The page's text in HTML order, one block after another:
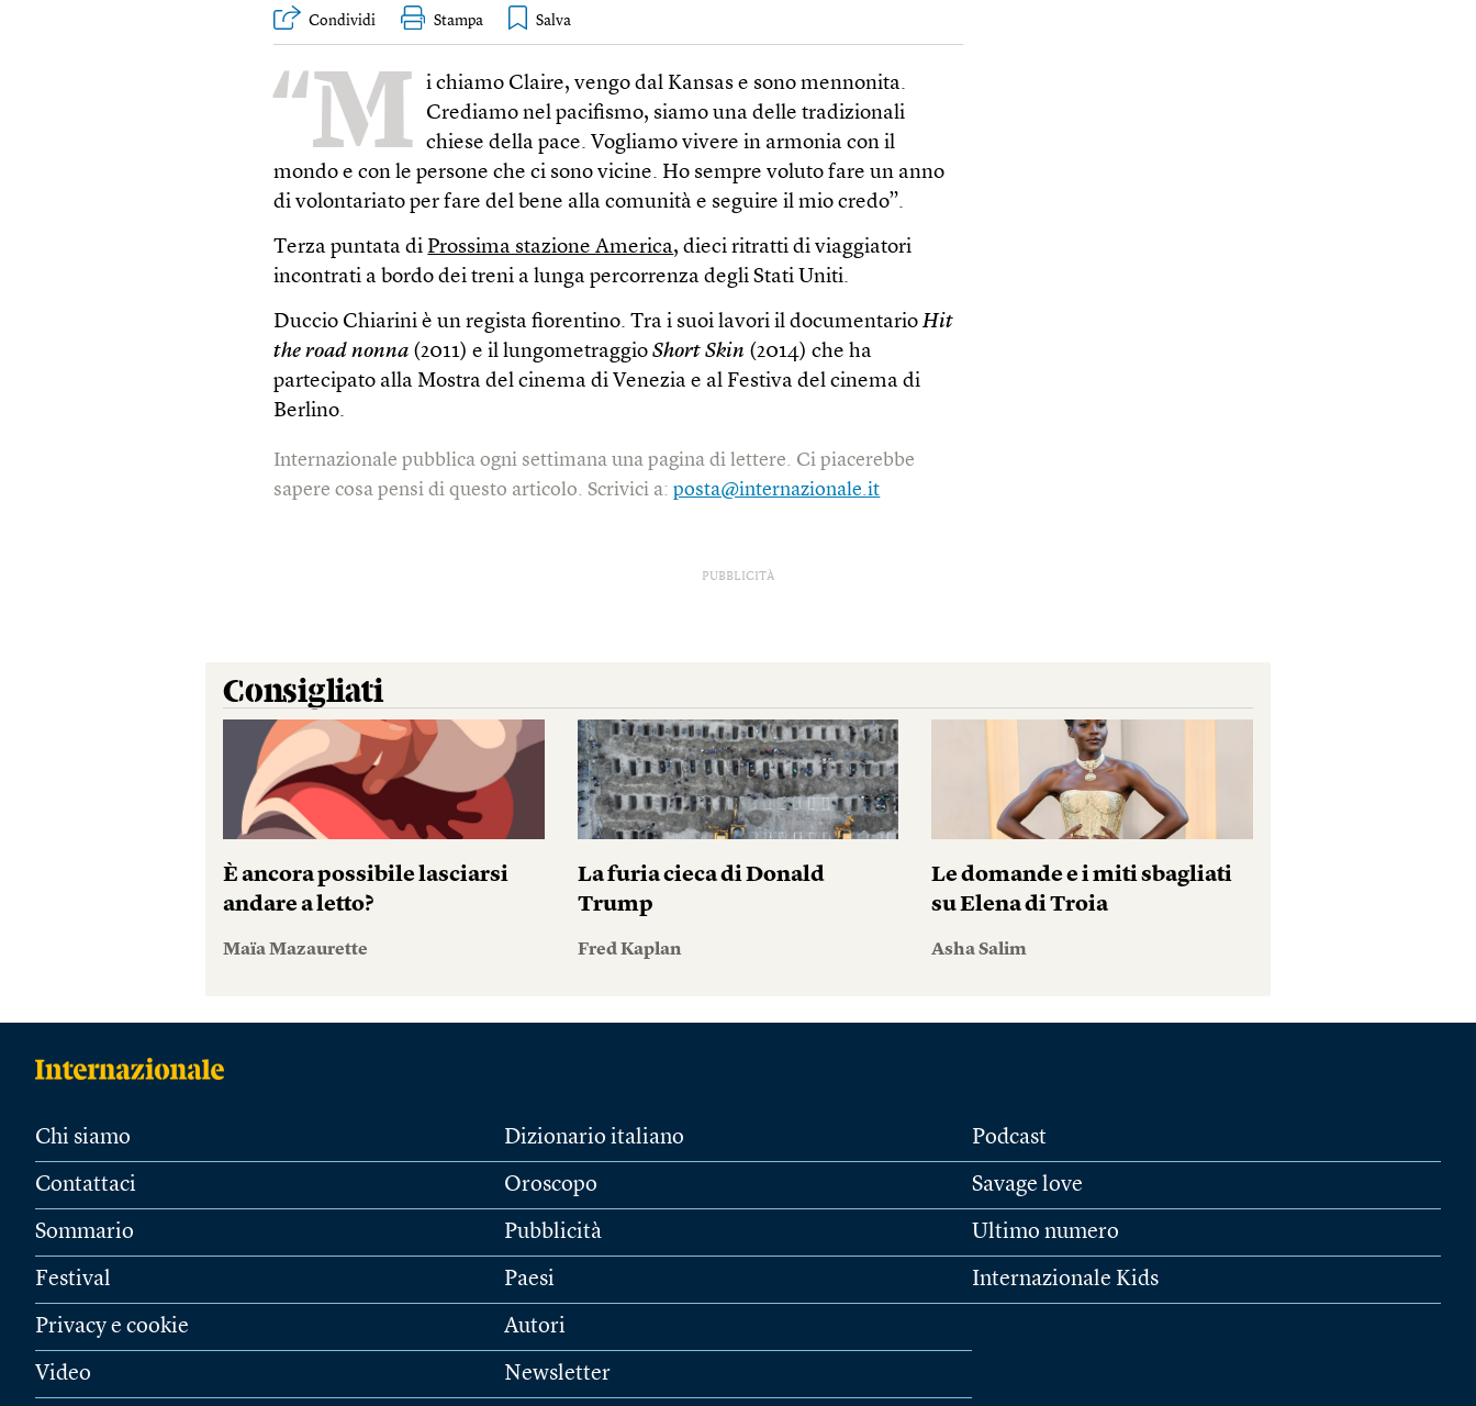
Condividi Stampa
“M
i chiamo Claire, vengo dal Kansas e sono mennonita.
Crediamo nel pacifismo, siamo una delle tradizionali
chiese della pace. Vogliamo vivere in armonia con il
mondo e con le persone che ci sono vicine. Ho sempre voluto fare un anno
di volontariato per fare del bene alla comunità e seguire il mio credo”.
Terza puntata di Prossima stazione America, dieci ritratti di viaggiatori
incontrati a bordo dei treni a lunga percorrenza degli Stati Uniti.
Duccio Chiarini è un regista fiorentino. Tra i suoi lavori il documentarioHit
the road nonna (2011) e il lungometraggioShort Skin (2014) che ha
partecipato alla Mostra del cinema di Venezia e al Festiva del cinema di
Berlino.
Internazionale pubblica ogni settimana una pagina di lettere. Ci piacerebbe
sapere cosa pensi di questo articolo. Scrivici a:posta@internazionale.it
PUBBLICITÀ
Consigliati
È ancora possibile lasciarsi
andare a letto?
Maïa Mazaurette
La furia cieca di Donald
Trump
Fred Kaplan
Le domande e i miti sbagliati
su Elena di Troia
Asha Salim
Chi siamo
Contattaci
Sommario
Festival
Privacy e cookie
Video
Dizionario italiano
Oroscopo
Pubblicità
Paesi
Autori
Newsletter
Podcast
Savage love
Ultimo numero
Internazionale Kids